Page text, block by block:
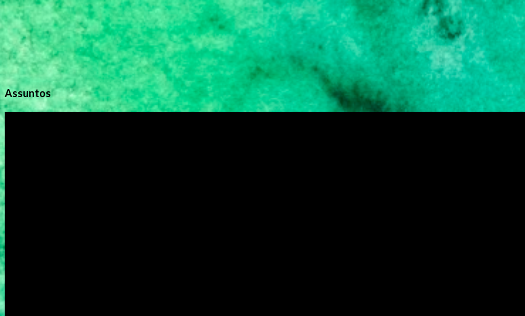
Assuntos